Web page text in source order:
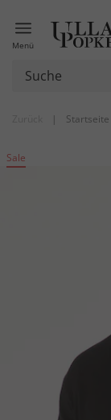
Menü
| Startseite
Sale